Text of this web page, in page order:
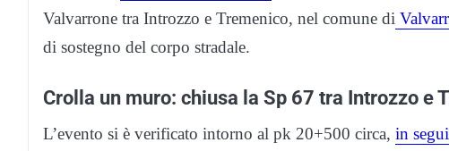
Valvarrone tra Introzzo e Tremenico, nel comune di
di sostegno del corpo stradale.
Crolla un muro: chiusa la Sp 67 tra Introzzo e
L’evento si è verificato intorno al pk 20+500 circa, in